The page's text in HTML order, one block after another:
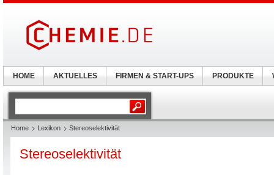
Home Lexikon Stereoselektivität
Stereoselektivität
HOME AKTUELLES FIRMEN & START-UPS PRODUKTE